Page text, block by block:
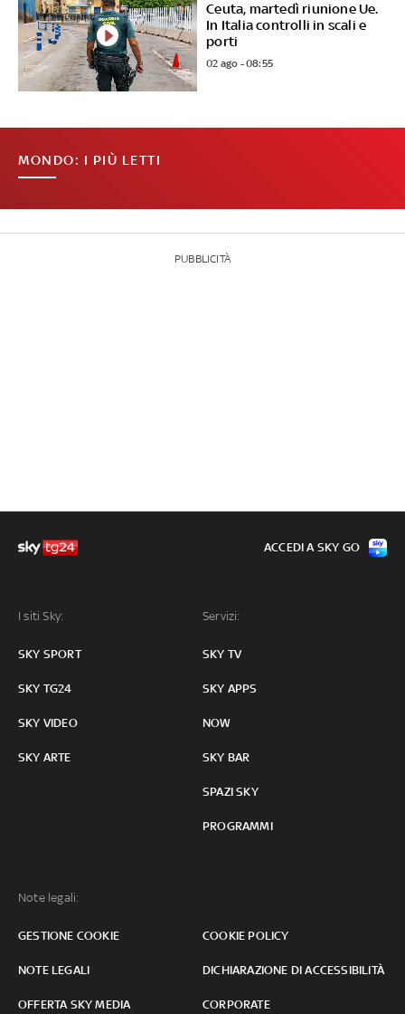
Ceuta, martedì riunione Ue.
In Italia controlli in scali e
porti
02 ago - 08:55
MONDO: I PIÙ LETTI
PUBBLICITÀ
I siti Sky:
SKY SPORT
SKY TG24
SKY VIDEO
SKY ARTE
Servizi:
SKY TV
SKY APPS
NOW
SKY BAR
SPAZI SKY
PROGRAMMI
Note legali:
GESTIONE COOKIE COOKIE POLICY
NOTE LEGALI DICHIARAZIONE DI ACCESSIBILITÀ
OFFERTA SKY MEDIA CORPORATE
ACCEDI A SKY GO